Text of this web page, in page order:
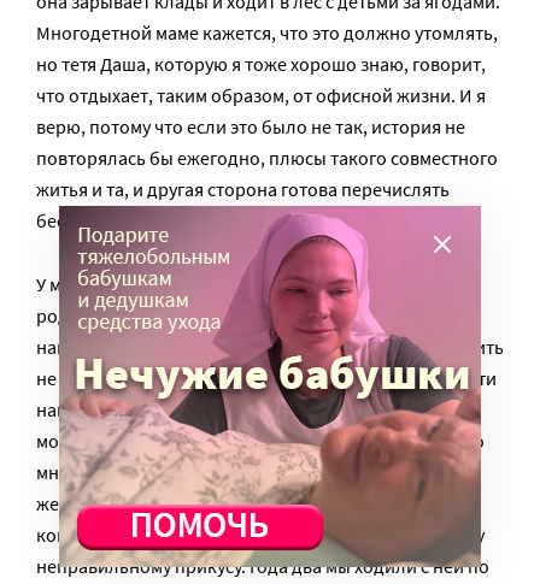
Многодетной маме кажется, что это должно утомлять,
но тетя Даша, которую я тоже хорошо знаю, говорит,
что отдыхает, таким образом, от офисной жизни. И я
верю, потому что если это было не так, история не
повторялась бы ежегодно, плюсы такого совместного
житья и та, и другая сторона готова перечислять
бесконечно.
У меня в детстве также была «тетушка» —
родственница настолько дальняя, что родства ее с
нами сейчас уже за давностью лет моя мама вспомнить
не может. Но ведь это неважно, она осталась в памяти
нашей семьи доброй феей, потому что в какой-то
момент жизни, когда нас стало у мамы уже довольно
много, а бабушки были старенькими, она выразила
желание нам помочь. Она была человеком
конкретным и взяла на себя обязательства по моему
неправильному прикусу. Года два мы ходили с ней по